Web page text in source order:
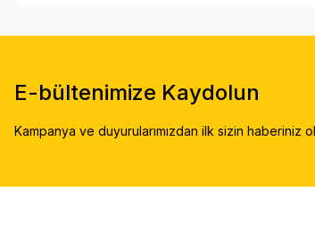
E-bültenimize Kaydolun
Kampanya ve duyurularımızdan ilk sizin haberiniz